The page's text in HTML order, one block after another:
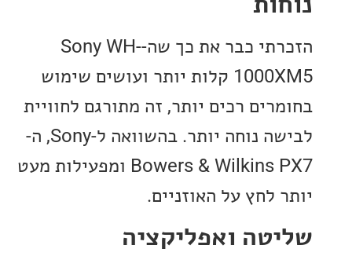
הזכרתי כבר את כך שה-Sony WH-
1000XM5 קלות יותר ועושים שימוש
רכים יותר, זה מתורגם לחוויית
לבישה נוחה יותר. בהשוואה ל-Sony, ה-
Bowers & Wilkins PX7 ומפעילות מעט
לחץ על האוזניים.
ואפליקציה